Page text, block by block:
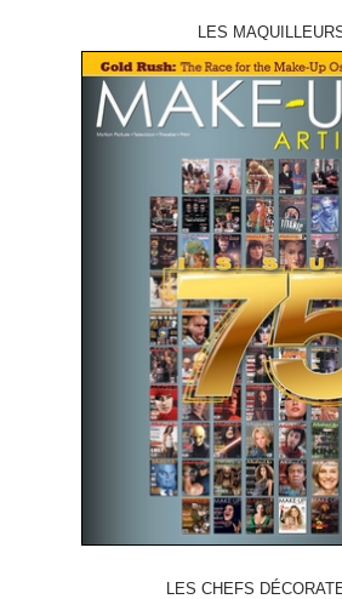
LES
LES CHEFS